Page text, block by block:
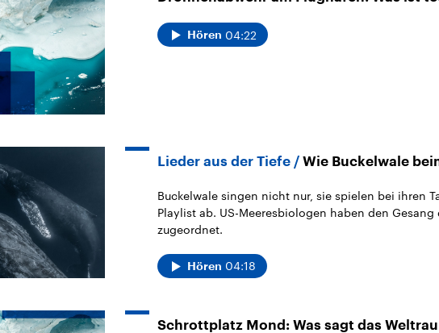
Hören 04:22
Lieder aus der Tiefe Wie Buckelwale
Buckelwale singen nicht nur, sie spielen bei ihren
Playlist ab. US-Meeresbiologen haben den
zugeordnet.
Hören 04:18
Schrottplatz Mond: Was sagt das